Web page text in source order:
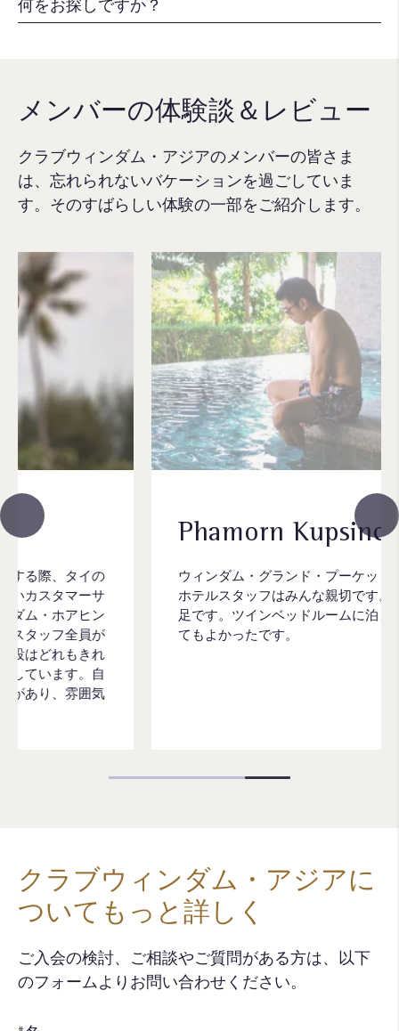
Phamorn Kupsinchai
ウィンダム・グランド・プーケット カリムベイの
ホテルスタッフはみんな親切です。プールにも大満
足です。ツインベッドルームに泊まりましたが、と
てもよかったです。
メンバーの体験談＆レビュー
クラブウィンダム・アジアのメンバーの皆さま
は、忘れられないバケーションを過ごしていま
す。そのすばらしい体験の一部をご紹介します。
クラブウィンダム・アジアに
ついてもっと詳しく
ご入会の検討、ご相談やご質問がある方は、以下
のフォームよりお問い合わせください。​